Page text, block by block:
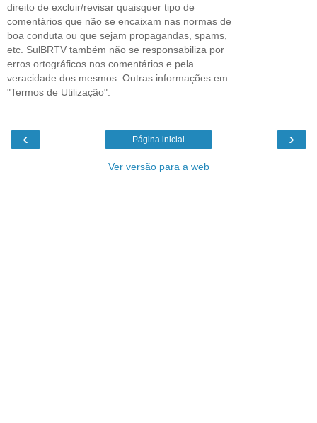
direito de excluir/revisar quaisquer tipo de
comentários que não se encaixam nas normas de
boa conduta ou que sejam propagandas, spams,
etc. SulBRTV também não se responsabiliza por
erros ortográficos nos comentários e pela
veracidade dos mesmos. Outras informações em
"Termos de Utilização".
‹ ›
Página inicial
Ver versão para a web